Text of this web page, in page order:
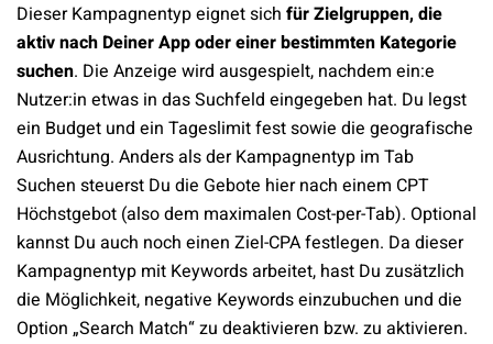
Dieser Kampagnentyp eignet sich für Zielgruppen, die
aktiv nach Deiner App oder einer bestimmten Kategorie
suchen. Die Anzeige wird ausgespielt, nachdem ein:e
Nutzer:in etwas in das Suchfeld eingegeben hat. Du legst
ein Budget und ein Tageslimit fest sowie die geografische
Ausrichtung. Anders als der Kampagnentyp im Tab
Suchen steuerst Du die Gebote hier nach einem CPT
Höchstgebot (also dem maximalen Cost-per-Tab). Optional
kannst Du auch noch einen Ziel-CPA festlegen. Da dieser
Kampagnentyp mit Keywords arbeitet, hast Du zusätzlich
die Möglichkeit, negative Keywords einzubuchen und die
Option „Search Match“ zu deaktivieren bzw. zu aktivieren.